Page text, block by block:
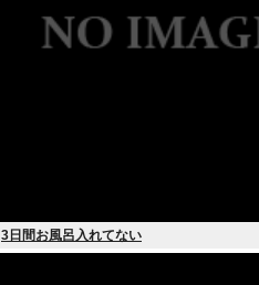
3日間お風呂入れてない